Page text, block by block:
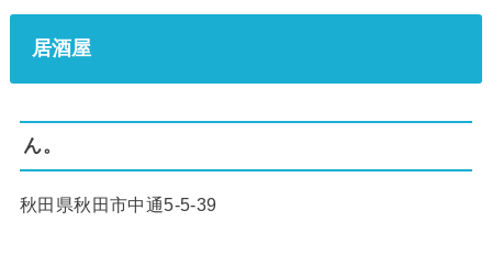
居酒屋
ん。
秋田県秋田市中通5-5-39